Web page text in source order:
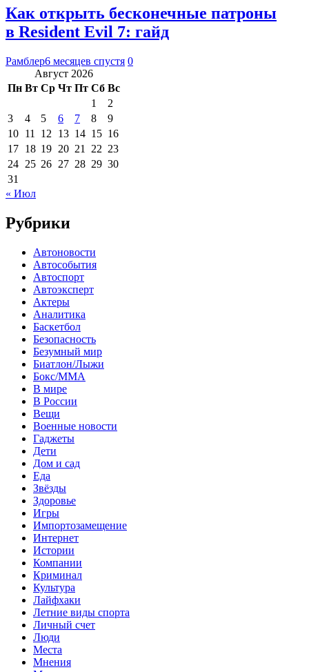
Как открыть бесконечные патроны
в Resident Evil 7: гайд
Рамблер6 месяцев спустя 0
Август 2026
Пн Вт Ср Чт Пт Сб Вс
1
2
3
4 5 6 7 8
9
10 11 12 13 14 15 16
17 18 19 20 21 22 23
24 25 26 27 28 29 30
31
« Июл
Рубрики
Автоновости
Автособытия
Автоспорт
Автоэксперт
Актеры
Аналитика
Баскетбол
Безопасность
Безумный мир
Биатлон/Лыжи
Бокс/MMA
В мире
В России
Вещи
Военные новости
Гаджеты
Дети
Дом и сад
Еда
Звёзды
Здоровье
Игры
Импортозамещение
Интернет
Истории
Компании
Криминал
Культура
Лайфхаки
Летние виды спорта
Личный счет
Люди
Места
Мнения